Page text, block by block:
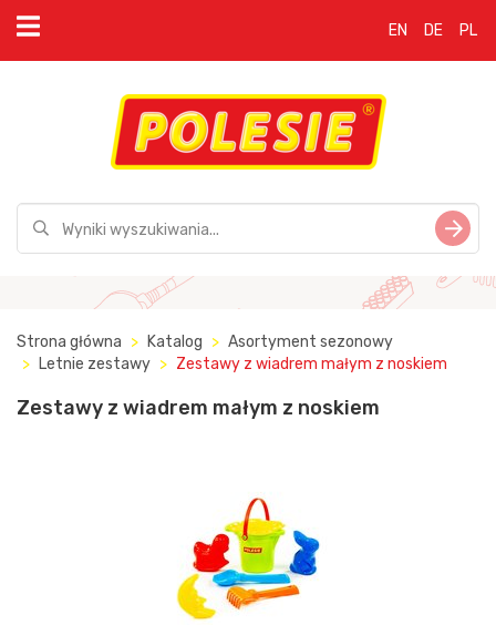
EN DE PL
Strona główna Katalog
Asortyment sezonowy
Letnie zestawy
Zestawy z wiadrem małym z noskiem
Zestawy z wiadrem małym z noskiem